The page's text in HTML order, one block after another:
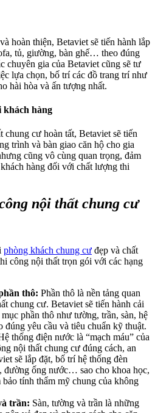
hoàn thiện, Betaviet sẽ tiến hành lắp
tủ, giường, bàn ghế… theo đúng
chuyên gia của Betaviet cũng sẽ tư
lựa chọn, bố trí các đồ trang trí như
hài hòa và ấn tượng nhất.
khách hàng
cư hoàn tất, Betaviet sẽ tiến
trình và bàn giao căn hộ cho gia
cũng vô cùng quan trọng, đảm
hàng đối với chất lượng thi
nội thất chung cư
phòng khách chung cư đẹp và chất
công nội thất trọn gói với các hạng
thô: Phần thô là nền tảng quan
chung cư. Betaviet sẽ tiến hành cải
phần thô như tường, trần, sàn, hệ
yêu cầu và tiêu chuẩn kỹ thuật.
thống điện nước là “mạch máu” của
nội thất chung cư đúng cách, an
sẽ lắp đặt, bố trí hệ thống đèn
đường ống nước… sao cho khoa học,
tính thẩm mỹ chung của không
trần: Sàn, tường và trần là những